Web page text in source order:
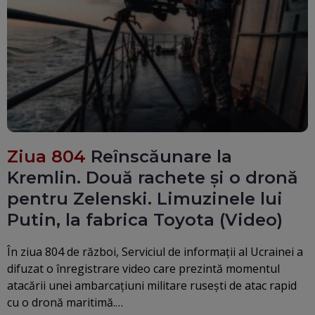
Ziua 804 Reînscăunare la
Kremlin. Două rachete și o dronă
pentru Zelenski. Limuzinele lui
Putin, la fabrica Toyota (Video)
În ziua 804 de război, Serviciul de informații al Ucrainei a
difuzat o înregistrare video care prezintă momentul
atacării unei ambarcațiuni militare rusești de atac rapid
cu o dronă maritimă.…